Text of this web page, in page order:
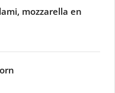
mozzarella en